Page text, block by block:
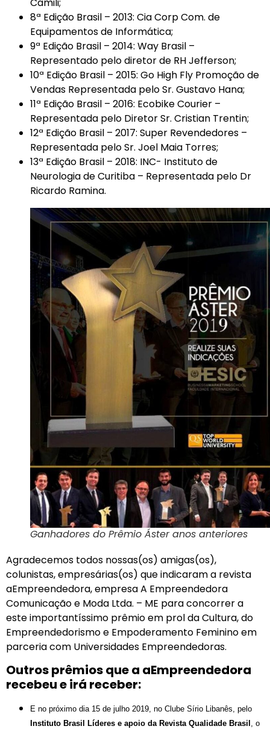
8ª Edição Brasil – 2013: Cia Corp Com. de
Equipamentos de Informática;
9ª Edição Brasil – 2014: Way Brasil –
Representado pelo diretor de RH Jefferson;
10ª Edição Brasil – 2015: Go High Fly Promoção de
Vendas Representada pelo Sr. Gustavo Hana;
11ª Edição Brasil – 2016: Ecobike Courier –
Representada pelo Diretor Sr. Cristian Trentin;
12ª Edição Brasil – 2017: Super Revendedores –
Representada pelo Sr. Joel Maia Torres;
13ª Edição Brasil – 2018: INC- Instituto de
Neurologia de Curitiba – Representada pelo Dr
Ricardo Ramina.
Ganhadores do Prêmio Áster anos anteriores
Agradecemos todos nossas(os) amigas(os),
colunistas, empresárias(os) que indicaram a revista
aEmpreendedora, empresa A Empreendedora
Comunicação e Moda Ltda. – ME para concorrer a
este importantíssimo prêmio em prol da Cultura, do
Empreendedorismo e Empoderamento Feminino em
parceria com Universidades Empreendedoras.
Outros prêmios que a aEmpreendedora
recebeu e irá receber:
E no próximo dia 15 de julho 2019, no Clube Sírio Libanês, pelo
Instituto Brasil Líderes e apoio da Revista Qualidade Brasil
, o